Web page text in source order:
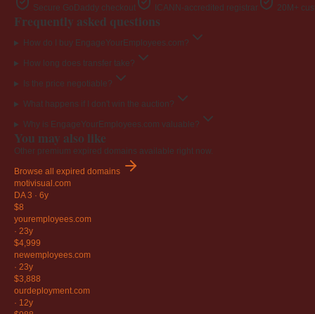
Secure GoDaddy checkout ICANN-accredited registrar 20M+
Frequently asked questions
How do I buy EngageYourEmployees.com?
How long does transfer take?
Is the price negotiable?
What happens if I don't win the auction?
Why is EngageYourEmployees.com valuable?
You may also like
Other premium expired domains available right now.
Browse all expired domains
motivisual .com
DA 3 · 6y
$8
youremployees.com
· 23y
$4,999
newemployees.com
· 23y
$3,888
ourdeployment.com
· 12y